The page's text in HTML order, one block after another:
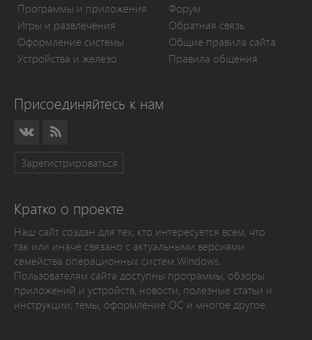
Программы и приложения
Игры и развлечения
Оформление системы
Устройства и железо
Форум
Обратная связь
Общие правила сайта
Правила общения
Присоединяйтесь к нам
Зарегистрироваться
Кратко о проекте
Наш сайт создан для тех, кто интересуется всем, что
так или иначе связано с актуальными версиями
семейства операционных систем Windows.
Пользователям сайта доступны программы, обзоры
приложений и устройств, новости, полезные статьи и
инструкции, темы, оформление ОС и многое другое.